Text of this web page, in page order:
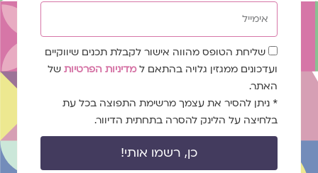
שדה
הסכמה
שליחת הטופס מהווה אישור לקבלת תכנים שיווקיים
ועדכונים ממגזין גלויה בהתאם למדיניות הפרטיות של
האתר.
* ניתן להסיר את עצמך מרשימת התפוצה בכל עת
בלחיצה על הלינק להסרה בתחתית הדיוור.
כן, רשמו אותי!